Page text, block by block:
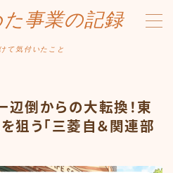
事業の記録
て気付いたこと
辺倒からの大転換！東
狙う「三菱自＆関連部